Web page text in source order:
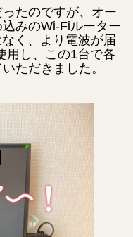
たのですが、オー
みのWi-Fiルーター
く、より電波が届
用し、この1台で各
ただきました。